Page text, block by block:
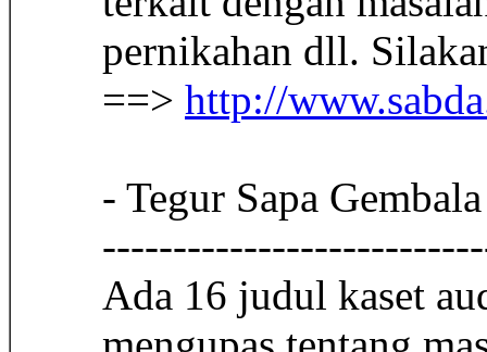
pernikahan dll.
==> http://
- Tegur Sapa
Ada 16 judul kaset